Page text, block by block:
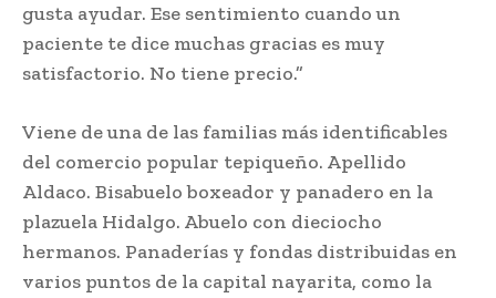
gusta ayudar. Ese sentimiento cuando un
paciente te dice muchas gracias es muy
satisfactorio. No tiene precio.”
Viene de una de las familias más identificables
del comercio popular tepiqueño. Apellido
Aldaco. Bisabuelo boxeador y panadero en la
plazuela Hidalgo. Abuelo con dieciocho
hermanos. Panaderías y fondas distribuidas en
varios puntos de la capital nayarita, como la